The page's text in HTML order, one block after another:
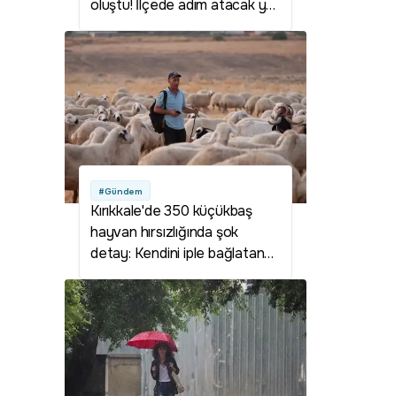
oluştu! İlçede adım atacak yer
#Gündem
Kırıkkale'de 350 küçükbaş
hayvan hırsızlığında şok
detay: Kendini iple bağlatan